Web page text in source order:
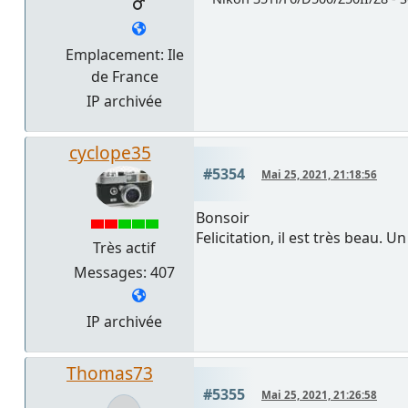
Emplacement: Ile
de France
IP archivée
cyclope35
Très actif
Messages: 407
IP archivée
#5354 Mai 25, 2021, 21:18:56
Bonsoir
Felicitation, il est très beau. Un
Thomas73
#5355 Mai 25, 2021, 21:26:58